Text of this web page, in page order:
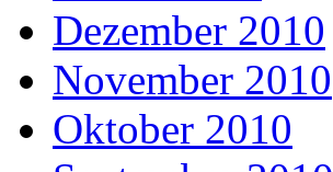
Dezember 2010
November 2010
Oktober 2010